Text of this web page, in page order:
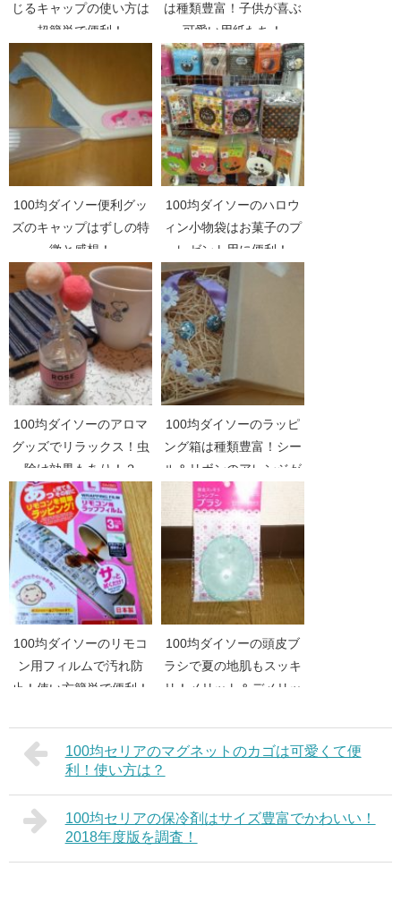
じるキャップの使い方は
超簡単で便利！
は種類豊富！子供が喜ぶ
可愛い用紙たち！
100均ダイソー便利グッ
ズのキャップはずしの特
徴と感想！
100均ダイソーのハロウ
ィン小物袋はお菓子のプ
レゼント用に便利！
100均ダイソーのアロマ
グッズでリラックス！虫
除け効果もあり！？
100均ダイソーのラッピ
ング箱は種類豊富！シー
ル＆リボンのアレンジが
可愛い！
100均ダイソーのリモコ
ン用フィルムで汚れ防
止！使い方簡単で便利！
100均ダイソーの頭皮ブ
ラシで夏の地肌もスッキ
リ！メリット＆デメリッ
100均セリアのマグネットのカゴは可愛くて便
利！使い方は？
100均セリアの保冷剤はサイズ豊富でかわいい！
2018年度版を調査！